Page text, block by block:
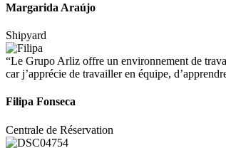
Margarida Araújo
Shipyard
“Le Grupo Arliz offre un environnement de
car j’apprécie de travailler en équipe,
Filipa Fonseca
Centrale de Réservation